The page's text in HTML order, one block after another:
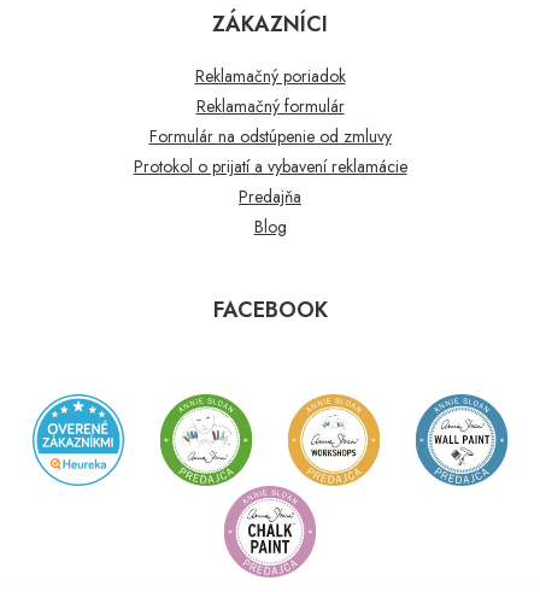
ZÁKAZNÍCI
Reklamačný poriadok
Reklamačný formulár
Formulár na odstúpenie od zmluvy
Protokol o prijatí a vybavení reklamácie
Predajňa
Blog
FACEBOOK